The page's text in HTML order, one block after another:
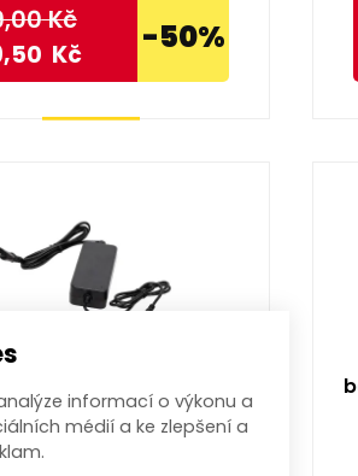
Kč
Kč -50%
42 V baterie pro
EKH-250
informací o výkonu a
médií a ke zlepšení a